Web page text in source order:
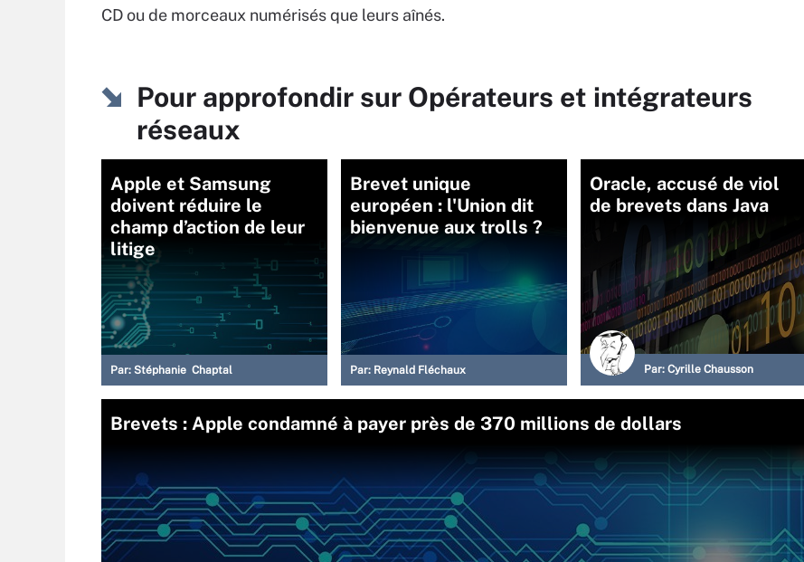
CD ou de morceaux numérisés que leurs aînés.
Pour approfondir sur Opérateurs et intégrateurs
réseaux
Apple et Samsung
doivent réduire le
champ d’action de leur
litige
Par: Stéphanie Chaptal
Brevet unique
européen : l'Union dit
bienvenue aux trolls ?
Par: Reynald Fléchaux
Oracle, accusé de viol
de brevets dans Java
Par: Cyrille Chausson
Brevets : Apple condamné à payer près de 370 millions de dollars